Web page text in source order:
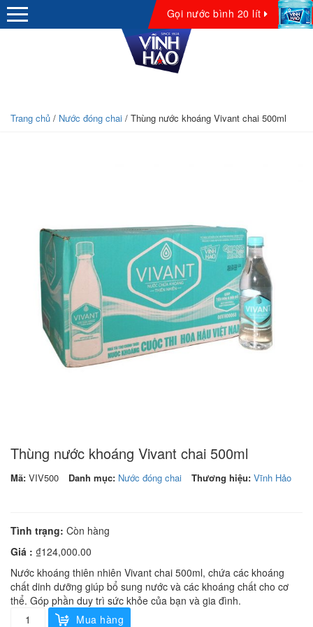
Gọi nước bình 20 lít
Giới thiệu
Trang chủ / Nước đóng chai / Thùng nước khoáng Vivant chai 500ml
Thùng nước khoáng Vivant chai 500ml
Mã: VIV500 Danh mục: Nước đóng chai Thương hiệu: Vĩnh Hảo
Tình trạng: Còn hàng
Giá : ₫124,000.00
Nước khoáng thiên nhiên Vivant chai 500ml, chứa các khoáng
chất dinh dưỡng giúp bổ sung nước và các khoáng chất cho cơ
thể. Góp phần duy trì sức khỏe của bạn và gia đình.
Thùng
Mua hàng